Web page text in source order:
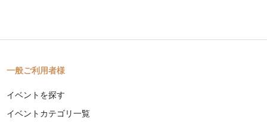
一般ご利用者様
イベントを探す
イベントカテゴリ一覧